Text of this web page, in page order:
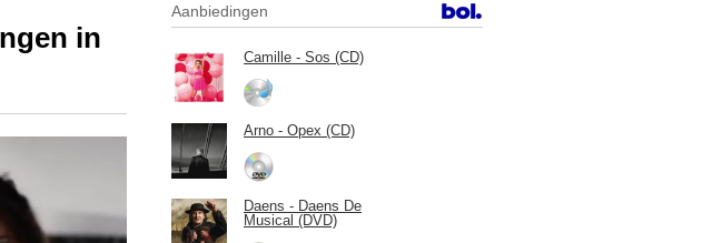
in
Aanbiedingen
Camille - Sos (CD)
Arno - Opex (CD)
Daens - Daens De
Musical (DVD)